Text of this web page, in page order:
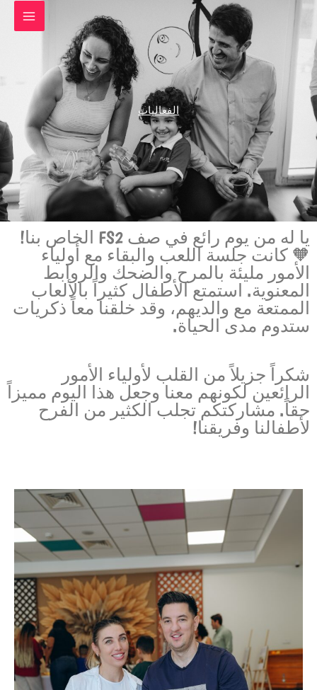
الفعاليات
يا له من يوم رائع في صف FS2 الخاص بنا!
🧡 كانت جلسة اللعب والبقاء مع أولياء
الأمور مليئة بالمرح والضحك والروابط
المعنوية. استمتع الأطفال كثيراً بالألعاب
الممتعة مع والديهم، وقد خلقنا معاً ذكريات
ستدوم مدى الحياة.
شكراً جزيلاً من القلب لأولياء الأمور
الرائعين لكونهم معنا وجعل هذا اليوم مميزاً
حقاً. مشاركتكم تجلب الكثير من الفرح
لأطفالنا وفريقنا!